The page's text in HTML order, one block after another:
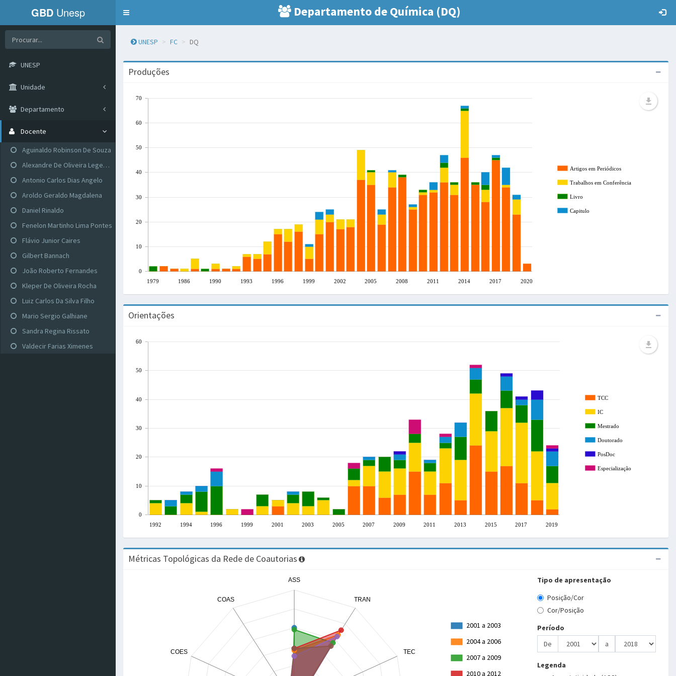
GBDUnesp
Menu
Departamento de Química (DQ)
UNESP
Unidade
Departamento
Docente
Aguinaldo Robinson De Souza
Alexandre De Oliveira Legendre
Antonio Carlos Dias Angelo
Aroldo Geraldo Magdalena
Daniel Rinaldo
Fenelon Martinho Lima Pontes
Flávio Junior Caires
Gilbert Bannach
João Roberto Fernandes
Kleper De Oliveira Rocha
Luiz Carlos Da Silva Filho
Mario Sergio Galhiane
Sandra Regina Rissato
Valdecir Farias Ximenes
UNESP FC DQ
Produções
1979 1986 1990 1993 1996 1999 2002 2005 2008 2011 2014 2017 2020
0
10
20
30
40
50
60
70
Artigos em Periódicos
Trabalhos em Conferência
Livro
Capitulo
Orientações
1992 1994 1996 1999 2001 2003 2005 2007 2009 2011 2013 2015 2017 2019
0
10
20
30
40
50
60
TCC
IC
Mestrado
Doutorado
PosDoc
Especialização
Métricas Topológicas da Rede de Coautorias
ASS
COAS
COES TEC
TRAN
2001 a 2003
2004 a 2006
2007 a 2009
2010 a 2012
Tipo de apresentação
Posição/Cor
Cor/Posição
Período
De
a
Legenda